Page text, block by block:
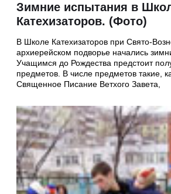
Зимние испытания в
Катехизаторов. (Фото)
В Школе Катехизаторов при Свято-
архиерейском подворье начались
Учащимся до Рождества предстоит
предметов. В числе предметов такие,
Священное Писание Ветхого Завета,